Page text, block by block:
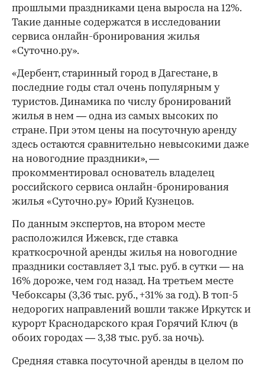
прошлыми праздниками цена выросла на 12%.
Такие данные содержатся в исследовании
сервиса онлайн-бронирования жилья
«Суточно.ру».
«Дербент, старинный город в Дагестане, в
последние годы стал очень популярным у
туристов. Динамика по числу бронирований
жилья в нем — одна из самых высоких по
стране. При этом цены на посуточную аренду
здесь остаются сравнительно невысокими даже
на новогодние праздники», —
прокомментировал основатель владелец
российского сервиса онлайн-бронирования
жилья «Суточно.ру» Юрий Кузнецов.
По данным экспертов, на втором месте
расположился Ижевск, где ставка
краткосрочной аренды жилья на новогодние
праздники составляет 3,1 тыс. руб. в сутки — на
16% дороже, чем год назад. На третьем месте
Чебоксары (3,36 тыс. руб., +31% за год). В топ-5
недорогих направлений вошли также Иркутск и
курорт Краснодарского края Горячий Ключ (в
обоих городах — 3,38 тыс. руб. за ночь).
Средняя ставка посуточной аренды в целом по